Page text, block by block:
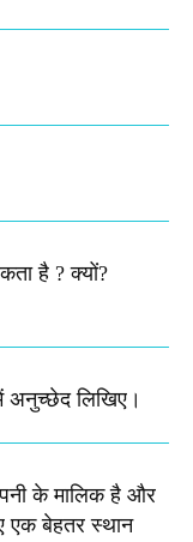
है ? क्यों?
अनुच्छेद लिखिए।​
के मालिक है और
एक बेहतर स्थान